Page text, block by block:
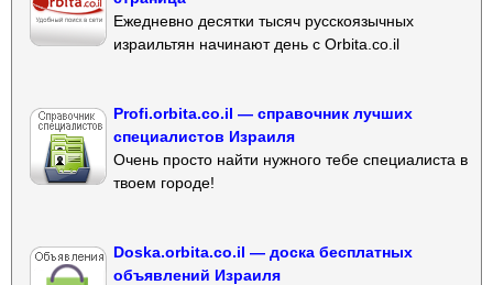
Ежедневно десятки тысяч русскоязычных
израильтян начинают день с Orbita.co.il
Profi.orbita.co.il — справочник лучших
специалистов Израиля
Очень просто найти нужного тебе специалиста в
твоем городе!
Doska.orbita.co.il — доска бесплатных
объявлений Израиля